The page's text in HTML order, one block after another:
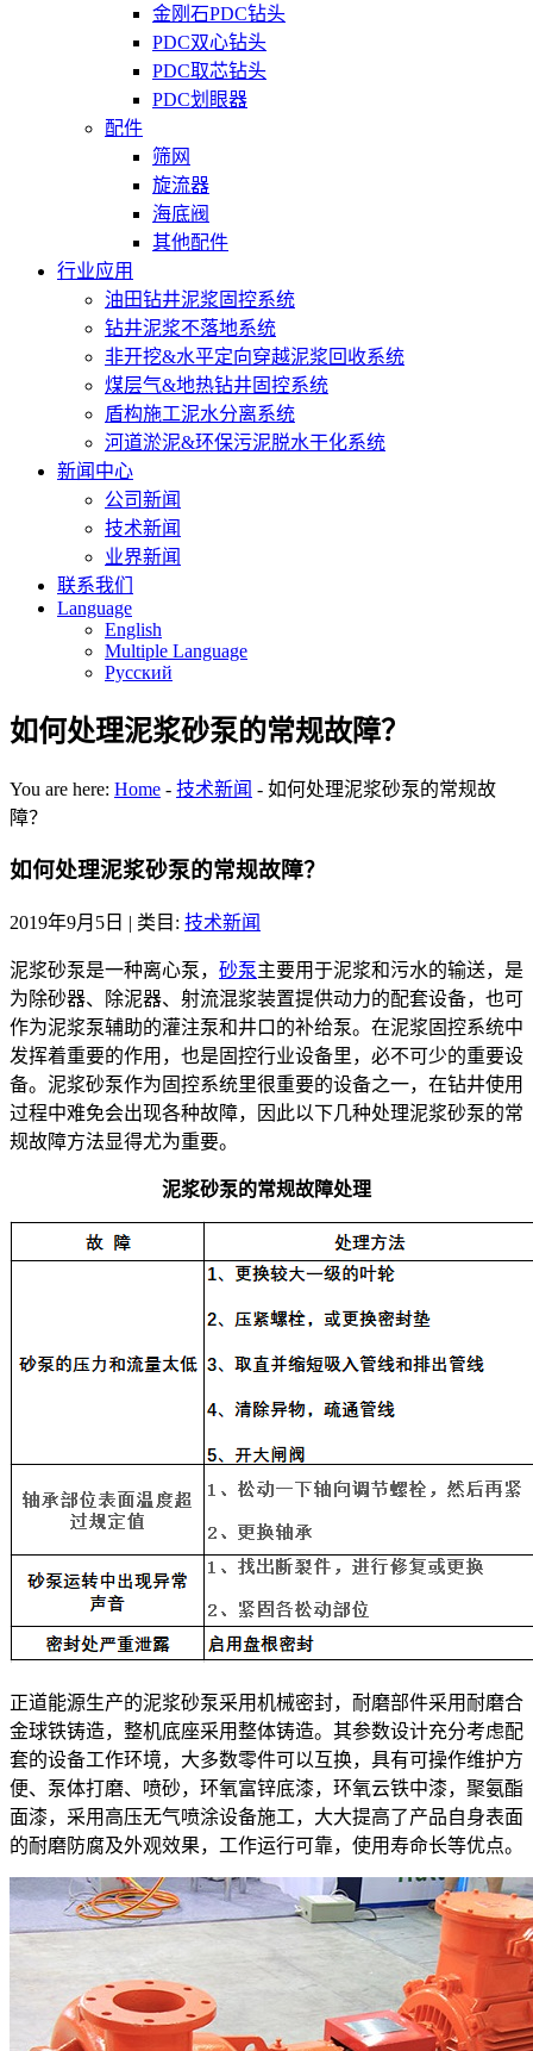
金刚石PDC钻头
PDC双心钻头
PDC取芯钻头
PDC划眼器
配件
筛网
旋流器
海底阀
其他配件
行业应用
油田钻井泥浆固控系统
钻井泥浆不落地系统
非开挖&水平定向穿越泥浆回收系统
煤层气&地热钻井固控系统
盾构施工泥水分离系统
河道淤泥&环保污泥脱水干化系统
新闻中心
公司新闻
技术新闻
业界新闻
联系我们
Language
English
Multiple Language
Русский
如何处理泥浆砂泵的常规故障？
You are here: Home - 技术新闻 - 如何处理泥浆砂泵的常规故
障？
如何处理泥浆砂泵的常规故障？
2019年9月5日 | 类目: 技术新闻
泥浆砂泵是一种离心泵， 砂泵主要用于泥浆和污水的输送，是
为除砂器、除泥器、射流混浆装置提供动力的配套设备，也可
作为泥浆泵辅助的灌注泵和井口的补给泵。在泥浆固控系统中
发挥着重要的作用，也是固控行业设备里，必不可少的重要设
备。泥浆砂泵作为固控系统里很重要的设备之一，在钻井使用
过程中难免会出现各种故障，因此以下几种处理泥浆砂泵的常
规故障方法显得尤为重要。
泥浆砂泵的常规故障处理
正道能源生产的泥浆砂泵采用机械密封，耐磨部件采用耐磨合
金球铁铸造，整机底座采用整体铸造。其参数设计充分考虑配
套的设备工作环境，大多数零件可以互换，具有可操作维护方
便、泵体打磨、喷砂，环氧富锌底漆，环氧云铁中漆，聚氨酯
面漆，采用高压无气喷涂设备施工，大大提高了产品自身表面
的耐磨防腐及外观效果，工作运行可靠，使用寿命长等优点。